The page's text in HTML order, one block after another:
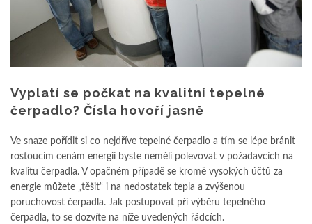
Vyplatí se počkat na kvalitní tepelné
čerpadlo? Čísla hovoří jasně
Ve snaze pořídit si co nejdříve tepelné čerpadlo a tím se lépe bránit
rostoucím cenám energií byste neměli polevovat v požadavcích na
kvalitu čerpadla. V opačném případě se kromě vysokých účtů za
energie můžete „těšit“ i na nedostatek tepla a zvýšenou
poruchovost čerpadla. Jak postupovat při výběru tepelného
čerpadla, to se dozvíte na níže uvedených řádcích.